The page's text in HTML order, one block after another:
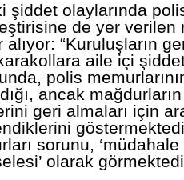
şiddet olaylarında
de yer verilen
“Kuruluşların
aile içi
polis
ancak
geri almaları için
sorunu,
olarak